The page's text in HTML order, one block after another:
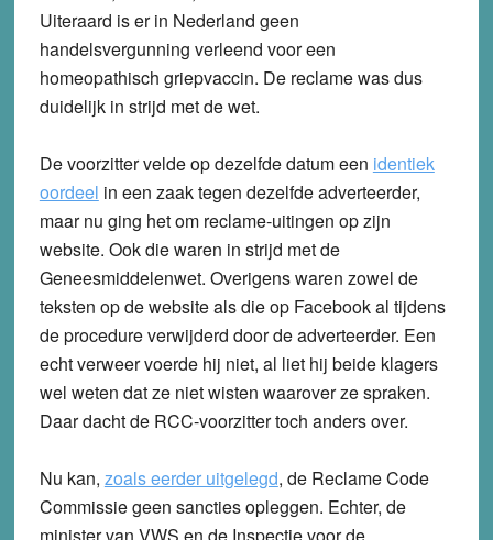
Uiteraard is er in Nederland geen
handelsvergunning verleend voor een
homeopathisch griepvaccin. De reclame was dus
duidelijk in strijd met de wet.
De voorzitter velde op dezelfde datum een identiek
oordeel in een zaak tegen dezelfde adverteerder,
maar nu ging het om reclame-uitingen op zijn
website. Ook die waren in strijd met de
Geneesmiddelenwet. Overigens waren zowel de
teksten op de website als die op Facebook al tijdens
de procedure verwijderd door de adverteerder. Een
echt verweer voerde hij niet, al liet hij beide klagers
wel weten dat ze niet wisten waarover ze spraken.
Daar dacht de RCC-voorzitter toch anders over.
Nu kan, zoals eerder uitgelegd, de Reclame Code
Commissie geen sancties opleggen. Echter, de
minister van VWS en de Inspectie voor de